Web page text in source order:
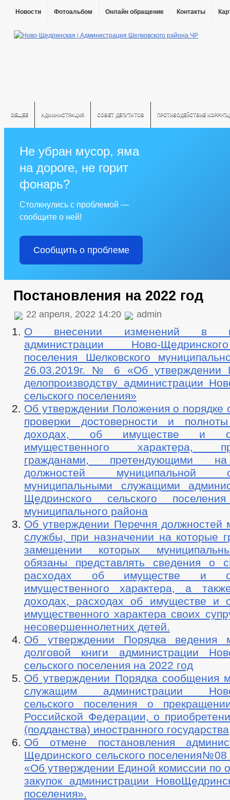
Новости Фотоальбом Онлайн обращение Контакты
ОБЩЕЕ АДМИНИСТРАЦИЯ СОВЕТ ДЕПУТАТОВ ПРОТИВОДЕЙСТВИЕ
Не убран мусор, яма
на дороге, не горит
фонарь?
Столкнулись с проблемой —
сообщите о ней!
Сообщить о проблеме
Постановления на 2022 год
22 апреля, 2022 14:20 admin
О внесении изменений в
администрации Ново-
поселения Шелковского
26.03.2019г. № 6 «Об утверждении
делопроизводству администрации
сельского поселения»
Об утверждении Положения о порядке
проверки достоверности и
доходах, об имуществе и
имущественного характера,
гражданами, претендующими
должностей
муниципальными служащими
Щедринского сельского
муниципального района
Об утверждении Перечня должностей
службы, при назначении на которые
замещении которых
обязаны представлять сведения о
расходах об имуществе и
имущественного характера, а
доходах, расходах об имуществе и
имущественного характера своих
несовершеннолетних детей.
Об утверждении Порядка ведения
долговой книги администрации
сельского поселения на 2022 год
Об утверждении Порядка сообщения
служащим администрации Ново-
сельского поселения о
Российской Федерации, о
(подданства) иностранного государства
Об отмене постановления
Щедринского сельского поселения№08
«Об утверждении Единой комиссии по
закупок администрации
поселения».